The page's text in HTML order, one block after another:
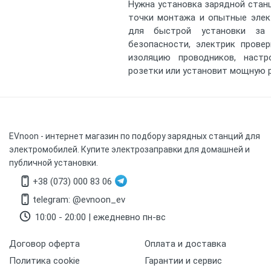
Нужна установка зарядной
точки монтажа и опытные
для быстрой установки
безопасности, электрик
изоляцию проводников,
розетки или установит мощную
EVnoon - интернет магазин по подбору зарядных станций для
электромобилей. Купите электрозаправки для домашней и
публичной установки.
+38 (073) 000 83 06
telegram: @evnoon_ev
10:00 - 20:00 | ежедневно пн-вс
Договор оферта
Оплата и доставка
Политика cookie
Гарантии и сервис